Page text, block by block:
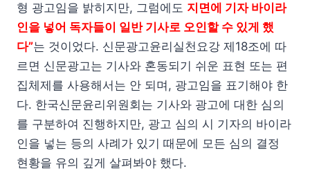
형 광고임을 밝히지만, 그럼에도 지면에 기자 바이라
인을 넣어 독자들이 일반 기사로 오인할 수 있게 했
다”는 것이었다. 신문광고윤리실천요강 제18조에 따
르면 신문광고는 기사와 혼동되기 쉬운 표현 또는 편
집체제를 사용해서는 안 되며, 광고임을 표기해야 한
다. 한국신문윤리위원회는 기사와 광고에 대한 심의
를 구분하여 진행하지만, 광고 심의 시 기자의 바이라
인을 넣는 등의 사례가 있기 때문에 모든 심의 결정
현황을 유의 깊게 살펴봐야 했다.